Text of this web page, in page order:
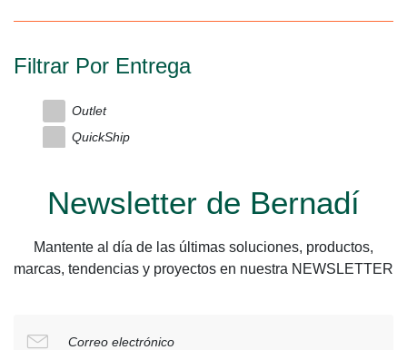
Filtrar Por Entrega
Outlet
QuickShip
Newsletter de Bernadí
Mantente al día de las últimas soluciones, productos,
marcas, tendencias y proyectos en nuestra NEWSLETTER
Correo electrónico